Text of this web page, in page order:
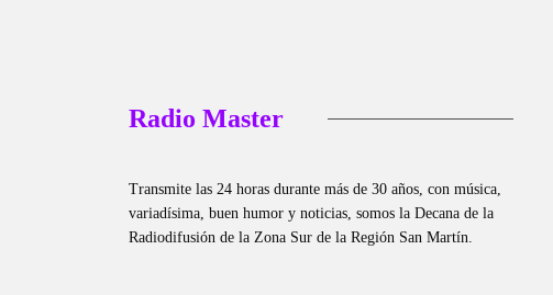
Radio Master
Transmite las 24 horas durante más de 30 años, con música,
variadísima, buen humor y noticias, somos la Decana de la
Radiodifusión de la Zona Sur de la Región San Martín.